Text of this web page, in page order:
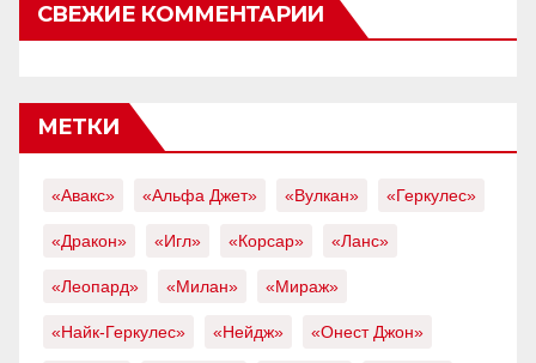
СВЕЖИЕ КОММЕНТАРИИ
МЕТКИ
«Авакс» «Альфа Джет» «Вулкан» «Геркулес»
«Дракон» «Игл» «Корсар» «Ланс»
«Леопард» «Милан» «Мираж»
«Найк-Геркулес» «Нейдж» «Онест Джон»